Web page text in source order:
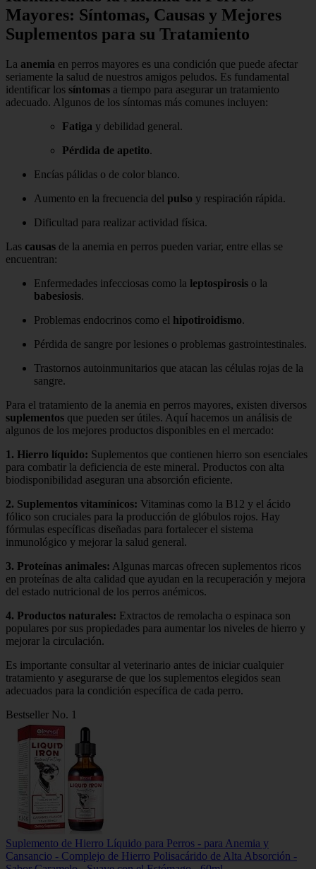
Mayores: Síntomas, Causas y Mejores
Suplementos para su Tratamiento
La anemia en perros mayores es una condición que puede afectar
seriamente la salud de nuestros amigos peludos. Es fundamental
identificar los síntomas a tiempo para asegurar un tratamiento
adecuado. Algunos de los síntomas más comunes incluyen:
Fatiga y debilidad general.
Pérdida de apetito.
Encías pálidas o de color blanco.
Aumento en la frecuencia del pulso y respiración rápida.
Dificultad para realizar actividad física.
Las causas de la anemia en perros pueden variar, entre ellas se
encuentran:
Enfermedades infecciosas como la leptospirosis o la
babesiosis.
Problemas endocrinos como el hipotiroidismo.
Pérdida de sangre por lesiones o problemas gastrointestinales.
Trastornos autoinmunitarios que atacan las células rojas de la
sangre.
Para el tratamiento de la anemia en perros mayores, existen diversos
suplementos que pueden ser útiles. Aquí hacemos un análisis de
algunos de los mejores productos disponibles en el mercado:
1. Hierro líquido: Suplementos que contienen hierro son esenciales
para combatir la deficiencia de este mineral. Productos con alta
biodisponibilidad aseguran una absorción eficiente.
2. Suplementos vitamínicos: Vitaminas como la B12 y el ácido
fólico son cruciales para la producción de glóbulos rojos. Hay
fórmulas específicas diseñadas para fortalecer el sistema
inmunológico y mejorar la salud general.
3. Proteínas animales: Algunas marcas ofrecen suplementos ricos
en proteínas de alta calidad que ayudan en la recuperación y mejora
del estado nutricional de los perros anémicos.
4. Productos naturales: Extractos de remolacha o espinaca son
populares por sus propiedades para aumentar los niveles de hierro y
mejorar la circulación.
Es importante consultar al veterinario antes de iniciar cualquier
tratamiento y asegurarse de que los suplementos elegidos sean
adecuados para la condición específica de cada perro.
Bestseller No. 1
Suplemento de Hierro Líquido para Perros - para Anemia y
Cansancio - Complejo de Hierro Polisacárido de Alta Absorción -